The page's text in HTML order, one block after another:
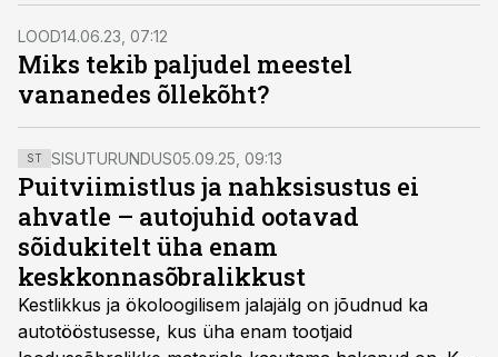
LOOD14.06.23, 07:12
Miks tekib paljudel meestel
vananedes õllekõht?
ST SISUTURUNDUS05.09.25, 09:13
Puitviimistlus ja nahksisustus ei
ahvatle – autojuhid ootavad
sõidukitelt üha enam
keskkonnasõbralikkust
Kestlikkus ja ökoloogilisem jalajälg on jõudnud ka
autotööstusesse, kus üha enam tootjaid